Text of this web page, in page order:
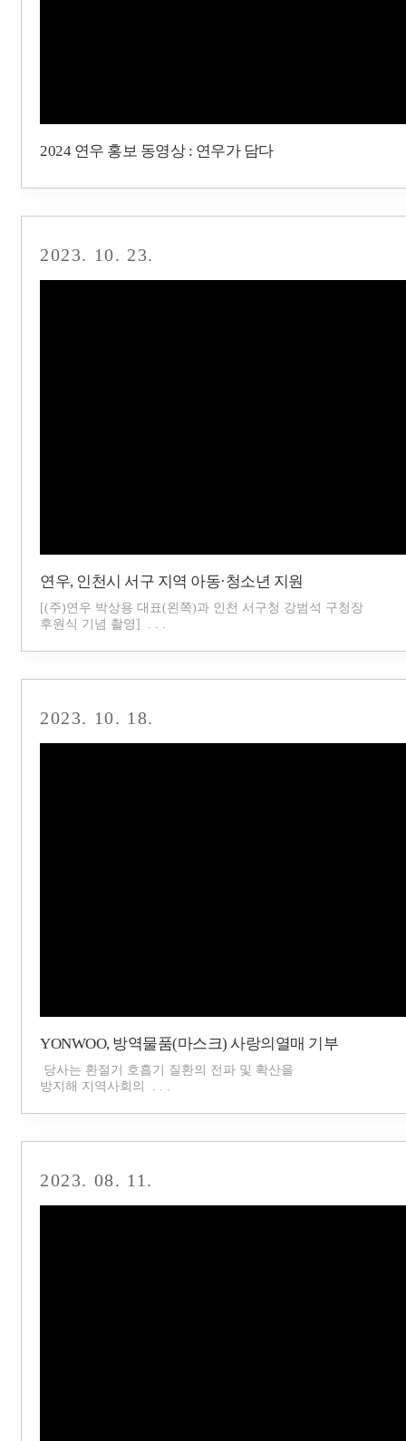
2024 연우 홍보 동영상 : 연우가 담다
2023. 10. 23.
연우, 인천시 서구 지역 아동·청소년 지원
[(주)연우 박상용 대표(왼쪽)과 인천 서구청 강범석 구청장
후원식 기념 촬영] . . .
2023. 10. 18.
YONWOO, 방역물품(마스크) 사랑의열매 기부
당사는 환절기 호흡기 질환의 전파 및 확산을
방지해 지역사회의 . . .
2023. 08. 11.